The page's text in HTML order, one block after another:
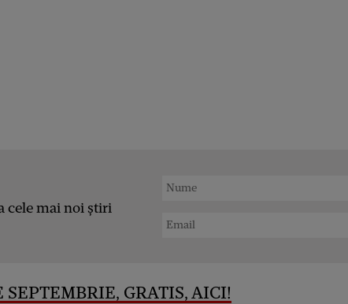
cele mai noi știri
GRATIS, AICI!